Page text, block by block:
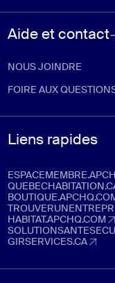
Aide et contact
NOUS JOINDRE
FOIRE AUX
Liens rapides
quebechabitation.ca
boutique.apchq.com
HABITAT.APCHQ.COM
habitat.apchq.com
GIRSERVICES.CA